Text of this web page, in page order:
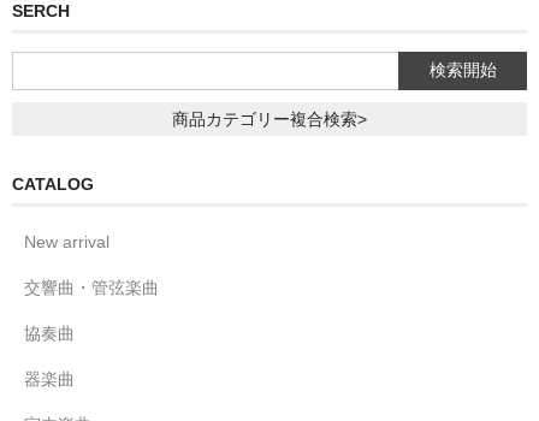
SERCH
商品カテゴリー複合検索>
CATALOG
New arrival
交響曲・管弦楽曲
協奏曲
器楽曲